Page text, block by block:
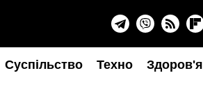
Суспільство Техно Здоров'я